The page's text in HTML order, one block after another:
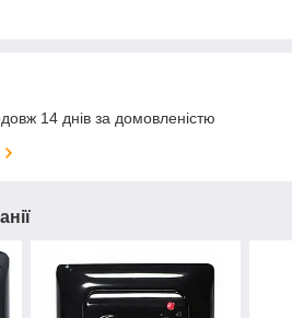
14 днів за домовленістю